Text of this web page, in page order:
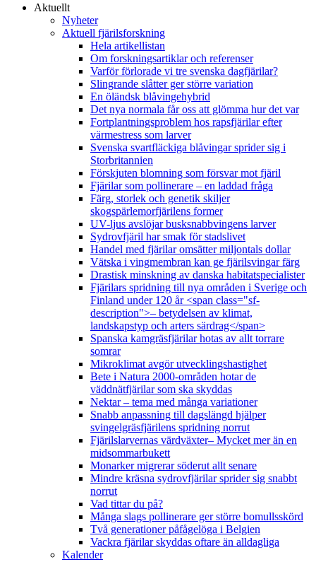
Aktuellt
Nyheter
Aktuell fjärilsforskning
Hela artikellistan
Om forskningsartiklar och referenser
Varför förlorade vi tre svenska dagfjärilar?
Slingrande slåtter ger större variation
En öländsk blåvingehybrid
Det nya normala får oss att glömma hur det var
Fortplantningsproblem hos rapsfjärilar efter
värmestress som larver
Svenska svartfläckiga blåvingar sprider sig i
Storbritannien
Förskjuten blomning som försvar mot fjäril
Fjärilar som pollinerare – en laddad fråga
Färg, storlek och genetik skiljer
skogspärlemorfjärilens former
UV-ljus avslöjar busksnabbvingens larver
Sydrovfjäril har smak för stadslivet
Handel med fjärilar omsätter miljontals dollar
Vätska i vingmembran kan ge fjärilsvingar färg
Drastisk minskning av danska habitatspecialister
Fjärilars spridning till nya områden i Sverige och
Finland under 120 år <span class="sf-
description">– betydelsen av klimat,
landskapstyp och arters särdrag</span>
Spanska kamgräsfjärilar hotas av allt torrare
somrar
Mikroklimat avgör utvecklingshastighet
Bete i Natura 2000-områden hotar de
väddnätfjärilar som ska skyddas
Nektar – tema med många variationer
Snabb anpassning till dagslängd hjälper
svingelgräsfjärilens spridning norrut
Fjärilslarvernas värdväxter– Mycket mer än en
midsommarbukett
Monarker migrerar söderut allt senare
Mindre kräsna sydrovfjärilar sprider sig snabbt
norrut
Vad tittar du på?
Många slags pollinerare ger större bomullsskörd
Två generationer påfågelöga i Belgien
Vackra fjärilar skyddas oftare än alldagliga
Kalender